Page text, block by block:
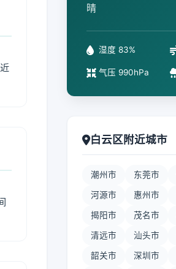
晴
湿度 83%
气压 990hPa
白云区附近城市
潮州市 东莞市
河源市 惠州市
揭阳市 茂名市
清远市 汕头市
韶关市 深圳市